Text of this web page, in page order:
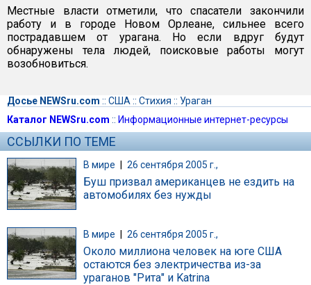
Местные власти отметили, что спасатели закончили
работу и в городе Новом Орлеане, сильнее всего
пострадавшем от урагана. Но если вдруг будут
обнаружены тела людей, поисковые работы могут
возобновиться.
Досье NEWSru.com :: США :: Стихия :: Ураган
Каталог NEWSru.com :: Информационные интернет-ресурсы
ССЫЛКИ ПО ТЕМЕ
В мире | 26 сентября 2005 г.,
Буш призвал американцев не ездить на
автомобилях без нужды
В мире 26 сентября 2005 г.,
Около миллиона человек на юге США
остаются без электричества из-за
ураганов "Рита" и Katrina